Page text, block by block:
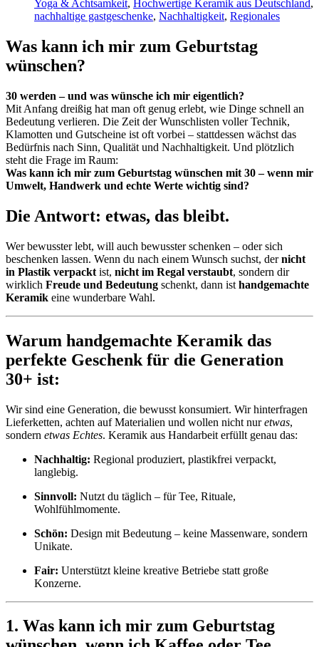
Yoga & Achtsamkeit, Hochwertige Keramik aus Deutschland,
nachhaltige gastgeschenke, Nachhaltigkeit, Regionales
Was kann ich mir zum Geburtstag
wünschen?
30 werden – und was wünsche ich mir eigentlich?
Mit Anfang dreißig hat man oft genug erlebt, wie Dinge schnell an
Bedeutung verlieren. Die Zeit der Wunschlisten voller Technik,
Klamotten und Gutscheine ist oft vorbei – stattdessen wächst das
Bedürfnis nach Sinn, Qualität und Nachhaltigkeit. Und plötzlich
steht die Frage im Raum:
Was kann ich mir zum Geburtstag wünschen mit 30 – wenn mir
Umwelt, Handwerk und echte Werte wichtig sind?
Die Antwort: etwas, das bleibt.
Wer bewusster lebt, will auch bewusster schenken – oder sich
beschenken lassen. Wenn du nach einem Wunsch suchst, dernicht
in Plastik verpackt ist, nicht im Regal verstaubt, sondern dir
wirklich Freude und Bedeutung schenkt, dann ist handgemachte
Keramik eine wunderbare Wahl.
Warum handgemachte Keramik das
perfekte Geschenk für die Generation
30+ ist:
Wir sind eine Generation, die bewusst konsumiert. Wir hinterfragen
Lieferketten, achten auf Materialien und wollen nicht nuretwas,
sondern etwas Echtes. Keramik aus Handarbeit erfüllt genau das:
Nachhaltig: Regional produziert, plastikfrei verpackt,
langlebig.
Sinnvoll: Nutzt du täglich – für Tee, Rituale,
Wohlfühlmomente.
Schön: Design mit Bedeutung – keine Massenware, sondern
Unikate.
Fair: Unterstützt kleine kreative Betriebe statt große
Konzerne.
1. Was kann ich mir zum Geburtstag